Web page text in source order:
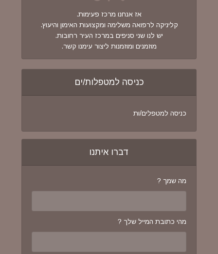
אז אנחנו מרכז פעימות.
קליניקה לרפואה משלימה ומקצועות האימון והיעוץ.
יש לנו שני סניפים במרכז העיר רחובות.
מוזמנים ומוזמנות ליצור עימנו קשר.
כניסה למטפלות/ים
כניסה למטפלים/ות
דברו איתנו
מה שמך ?
מהי כתובת המייל שלך ?